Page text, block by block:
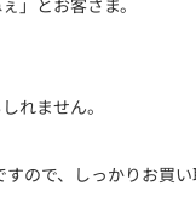
」とお客さま。
れません。
すので、しっかりお買